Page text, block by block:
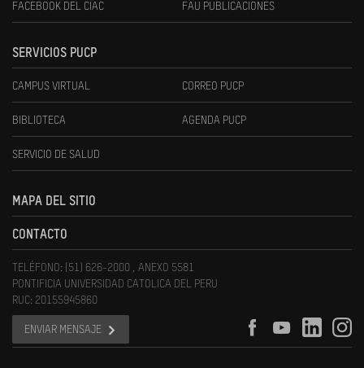
FACEBOOK DEL CIAC FAU PUBLICACIONES
SERVICIOS PUCP
CAMPUS VIRTUAL CORREO PUCP
BIBLIOTECA AGENDA PUCP
SERVICIO DE SALUD
MAPA DEL SITIO
CONTACTO
TELÉFONO: (51) 626-2000 , ANEXO 5581
PONTIFICIA UNIVERSIDAD CATOLICA DEL PERU
RUC: 20155945860
ENVIAR MENSAJE